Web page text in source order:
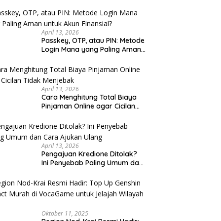
April 13, 2026
Passkey, OTP, atau PIN: Metode
Login Mana yang Paling Aman
April 13, 2026
Cara Menghitung Total Biaya
Pinjaman Online agar Cicilan
April 13, 2026
Pengajuan Kredione Ditolak?
Ini Penyebab Paling Umum dan
Oktober 11, 2025